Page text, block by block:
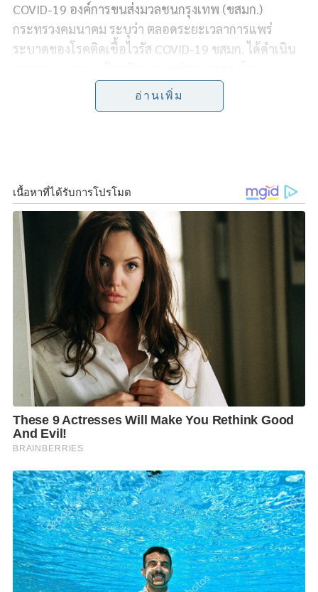
e
b
e
t
t
e
r
y
L
i
n
e
COVID-19 องค์การขนส่งมวลชนกรุงเทพ (ขสมก.)
กระทรวงคมนาคม ระบุว่า ตลอดระยะเวลาการแพร่
ระบาดของโรคติดเชื้อไวรัส COVID-19 ขสมก. ได้ดำเนิน
แนวทางปฏิบัติการป้องกันของกรมควบคุมโรค กระทรวง
สาธารณสุข อย่างเคร่งครัดมาโดยตลอด
อากาศ สาย 73 เพศหญิง อายุ 33 ปี ได้เข้ารับการตรวจหา
เชื้อไวรัส COVID-19 ณ ศูนย์การแพทย์กาญจนาภิเษก
คณะแพทยศาสตร์มหาวิทยาลัยมหิดล ต่อมาเมื่อเวลา
20.30 น. เจ้าหน้าที่ศูนย์ฯ ได้แจ้งให้ทราบว่าพนักงานคน
ดังกล่าวเป็นผู้ติดเชื้อฯ จึงให้พนักงานรออยู่ที่บ้าน โดยจะ
นำรถพยาบาลมารับพนักงานไปรักษาตัวที่ศูนย์การแพทย์
กาญจนาภิเษก คณะแพทยศาสตร์ มหาวิทยาลัยมหิดล ใน
วันที่ 24 เมษายน 2564
ขสมก. ได้รับทราบข้อมูลดังกล่าว จากผู้อำนวยการเขตการ
เดินรถที่ 8 จึงได้ดำเนินการตามมาตรการป้องกันการแพร่
ระบาดของโรคติดเชื้อไวรัส COVID-19 ดังนี้
1. ขสมก. ได้มีการแจ้งกรมควบคุมโรค กระทรวง
สาธารณสุข เพื่อแจ้งรายละเอียดผู้ติดเชื้อไวรัส COVID-19
(ตามแนวทางปฏิบัติกรณีพบผู้ติดเชื้อฯ) โดยได้ประสาน
เจ้าหน้าที่สำนักงานสาธารณสุข
2. พนักงานผู้ติดเชื้อได้ปฏิบัติตามมาตรการป้องกันการ
แพร่ระบาดของโรคติดเชื้อไวรัส COVID-19 อย่าง
เคร่งครัด โดยสวมหน้ากากอนามัยตลอดเวลาขณะปฏิบัติ
หน้าที่บนรถโดยสารและล้างมือด้วยเจลแอลกอฮอล์ รวม
อ่านเพิ่ม